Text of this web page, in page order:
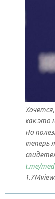
как это
Но
теперь
t.me/
1.7M
ВЕБИНАРЫ